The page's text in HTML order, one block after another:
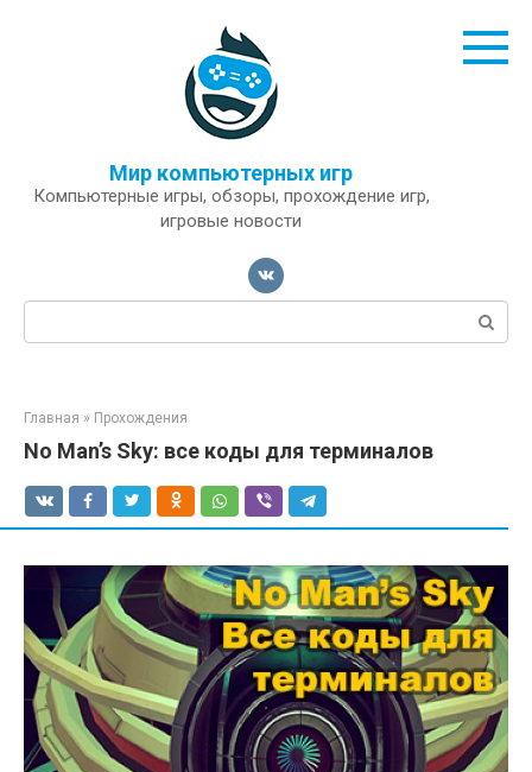
Мир компьютерных игр
Компьютерные игры, обзоры, прохождение игр,
игровые новости
Поиск:
Главная » Прохождения
No Man’s Sky: все коды для терминалов